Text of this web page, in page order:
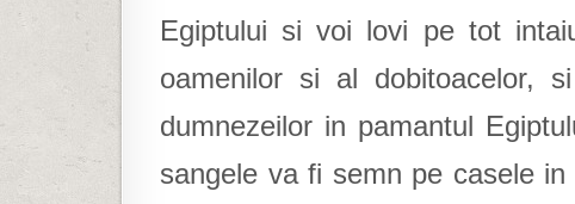
Egiptului si voi lovi pe tot
oamenilor si al dobitoacelor,
dumnezeilor in pamantul
sangele va fi semn pe casele